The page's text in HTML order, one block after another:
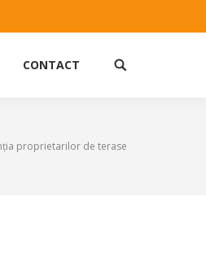
CONTACT
Site
proprietarilor de terase